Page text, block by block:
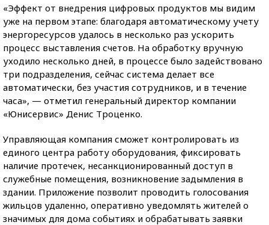
«Эффект от внедрения цифровых продуктов мы видим
уже на первом этапе: благодаря автоматическому учету
энергоресурсов удалось в несколько раз ускорить
процесс выставления счетов. На обработку вручную
уходило несколько дней, в процессе было задействовано
три подразделения, сейчас система делает все
автоматически, без участия сотрудников, и в течение
часа», — отметил генеральный директор компании
«Юнисервис» Денис Троценко.
Управляющая компания сможет контролировать из
единого центра работу оборудования, фиксировать
наличие протечек, несанкционированный доступ в
служебные помещения, возникновение задымления в
здании. Приложение позволит проводить голосования
жильцов удаленно, оперативно уведомлять жителей о
значимых для дома событиях и обрабатывать заявки